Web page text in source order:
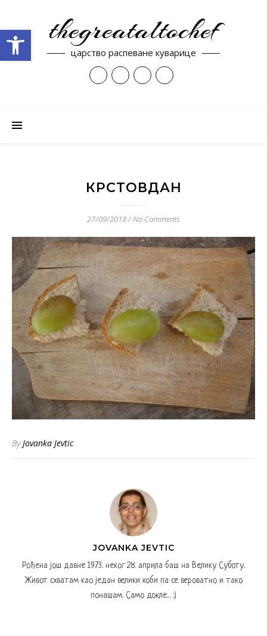
thegreataltochef
царство распеване куварице
КРСТОВДАН
27/09/2018/No Comments
ByJovanka Jevtic
JOVANKA JEVTIC
Рођена још давне 1973. неког 28. априла баш на Велику Суботу.
Живот схватам као један велики хоби па се вероватно и тако
понашам. Само докле... :)
Open toolbar